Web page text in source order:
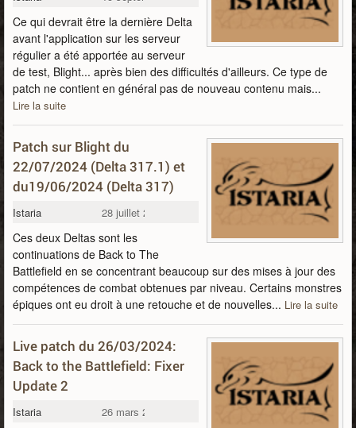
Ce qui devrait être la dernière Delta
avant l'application sur les serveur
régulier a été apportée au serveur
de test, Blight... après bien des difficultés d'ailleurs. Ce type de
patch ne contient en général pas de nouveau contenu mais...
Lire la suite
Patch sur Blight du
22/07/2024 (Delta 317.1) et
du19/06/2024 (Delta 317)
Istaria 28 juillet 2024
Ces deux Deltas sont les
continuations de Back to The
Battlefield en se concentrant beaucoup sur des mises à jour des
compétences de combat obtenues par niveau. Certains monstres
épiques ont eu droit à une retouche et de nouvelles... Lire la suite
Live patch du 26/03/2024:
Back to the Battlefield: Fixer
Update 2
Istaria 26 mars 2024